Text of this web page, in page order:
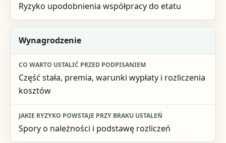
Ryzyko upodobnienia współpracy do etatu
Wynagrodzenie
Część stała, premia, warunki wypłaty i rozliczenia
kosztów
Spory o należności i podstawę rozliczeń